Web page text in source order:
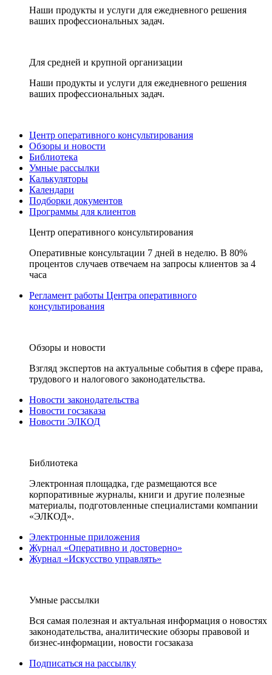
Наши продукты и услуги для ежедневного решения
ваших профессиональных задач.
Для средней и крупной организации
Наши продукты и услуги для ежедневного решения
ваших профессиональных задач.
Центр оперативного консультирования
Обзоры и новости
Библиотека
Умные рассылки
Калькуляторы
Календари
Подборки документов
Программы для клиентов
Центр оперативного консультирования
Оперативные консультации 7 дней в неделю. В 80%
процентов случаев отвечаем на запросы клиентов за 4
часа
Регламент работы Центра оперативного
консультирования
Обзоры и новости
Взгляд экспертов на актуальные события в сфере права,
трудового и налогового законодательства.
Новости законодательства
Новости госзаказа
Новости ЭЛКОД
Библиотека
Электронная площадка, где размещаются все
корпоративные журналы, книги и другие полезные
материалы, подготовленные специалистами компании
«ЭЛКОД».
Электронные приложения
Журнал «Оперативно и достоверно»
Журнал «Искусство управлять»
Умные рассылки
Вся самая полезная и актуальная информация о новостях
законодательства, аналитические обзоры правовой и
бизнес-информации, новости госзаказа
Подписаться на рассылку